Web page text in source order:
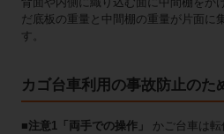
だ底板の重量と中間棚の重量が片面に
す。
カゴ台車利用の事故防止のた
■注意1「両手での操作」
かご台車は転